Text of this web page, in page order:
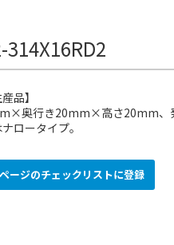
314X16RD2
品】
奥行き20mm×高さ20mm、
ロータイプ。
ージのチェックリストに登録